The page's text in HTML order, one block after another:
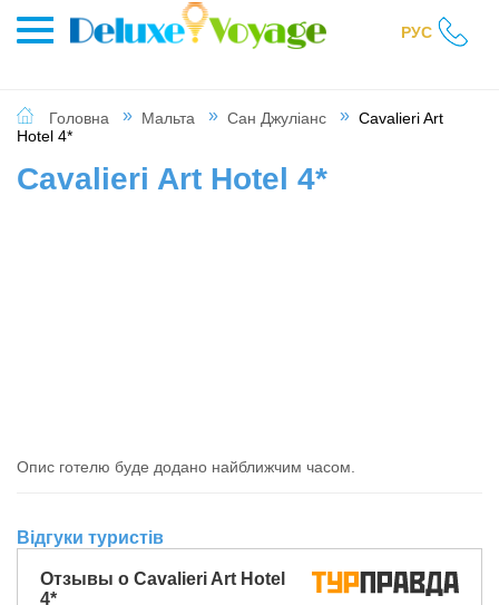
РУС
Головна Мальта Сан Джуліанс
Cavalieri Art
Hotel 4*
Cavalieri Art Hotel 4*
Опис готелю буде додано найближчим часом.
Відгуки туристів